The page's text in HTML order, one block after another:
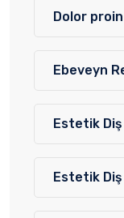
Dolor proin
Ebeveyn
Estetik Diş
Estetik